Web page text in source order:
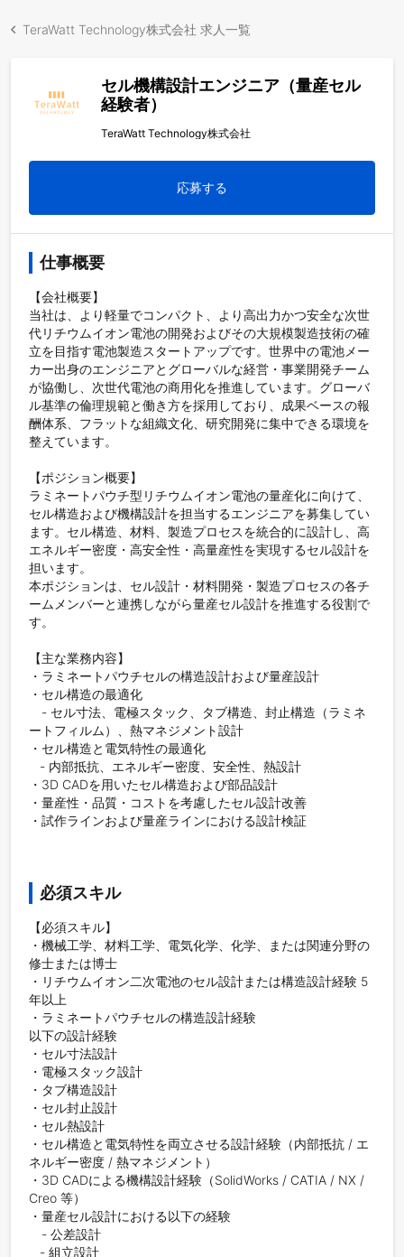
TeraWatt Technology株式会社 求人一覧
セル機構設計エンジニア（量産セル
経験者）
TeraWatt Technology株式会社
応募する
仕事概要
【会社概要】
当社は、より軽量でコンパクト、より高出力かつ安全な次世
代リチウムイオン電池の開発およびその大規模製造技術の確
立を目指す電池製造スタートアップです。世界中の電池メー
カー出身のエンジニアとグローバルな経営・事業開発チーム
が協働し、次世代電池の商用化を推進しています。グローバ
ル基準の倫理規範と働き方を採用しており、成果ベースの報
酬体系、フラットな組織文化、研究開発に集中できる環境を
整えています。
【ポジション概要】
ラミネートパウチ型リチウムイオン電池の量産化に向けて、
セル構造および機構設計を担当するエンジニアを募集してい
ます。セル構造、材料、製造プロセスを統合的に設計し、高
エネルギー密度・高安全性・高量産性を実現するセル設計を
担います。
本ポジションは、セル設計・材料開発・製造プロセスの各チ
ームメンバーと連携しながら量産セル設計を推進する役割で
す。
【主な業務内容】
・ラミネートパウチセルの構造設計および量産設計
・セル構造の最適化
- セル寸法、電極スタック、タブ構造、封止構造（ラミネ
ートフィルム）、熱マネジメント設計
・セル構造と電気特性の最適化
・3D CADを用いたセル構造および部品設計
・量産性・品質・コストを考慮したセル設計改善
・試作ラインおよび量産ラインにおける設計検証
必須スキル
【必須スキル】
・機械工学、材料工学、電気化学、化学、または関連分野の
修士または博士
・リチウムイオン二次電池のセル設計または構造設計経験 5
年以上
・ラミネートパウチセルの構造設計経験
以下の設計経験
・セル寸法設計
・電極スタック設計
・タブ構造設計
・セル封止設計
・セル熱設計
・セル構造と電気特性を両立させる設計経験（内部抵抗 / エ
ネルギー密度 / 熱マネジメント）
・3D CADによる機構設計経験（SolidWorks / CATIA / NX /
Creo 等）
・量産セル設計における以下の経験
- 公差設計